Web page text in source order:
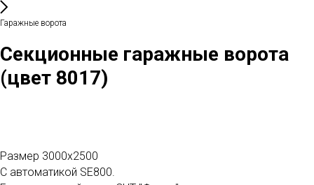
Гаражные ворота
Секционные гаражные ворота
(цвет 8017)
Размер 3000х2500
С автоматикой SE800.